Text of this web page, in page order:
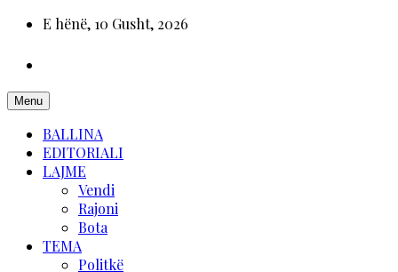
E hënë, 10 Gusht, 2026
Menu
BALLINA
EDITORIALI
LAJME
Vendi
Rajoni
Bota
TEMA
Politkë